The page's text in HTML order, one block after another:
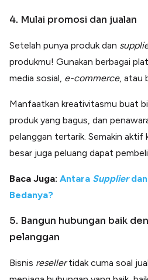
4. Mulai promosi dan jualan
Setelah punya produk dan
produkmu! Gunakan berbagai
media sosial, e-commerce, atau
Manfaatkan kreativitasmu buat
produk yang bagus, dan
pelanggan tertarik. Semakin aktif
besar juga peluang dapat
Baca Juga: Antara Supplierdan
Bedanya?
5. Bangun hubungan baik
pelanggan
Bisnis resellertidak cuma soal